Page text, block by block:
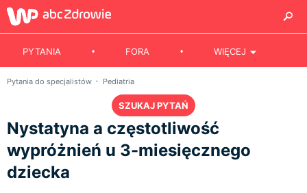
PYTANIA FORA WIĘCEJ
Pytania do specjalistów Pediatria
SZUKAJ PYTAŃ
Nystatyna a częstotliwość
wypróżnień u 3-miesięcznego
dziecka